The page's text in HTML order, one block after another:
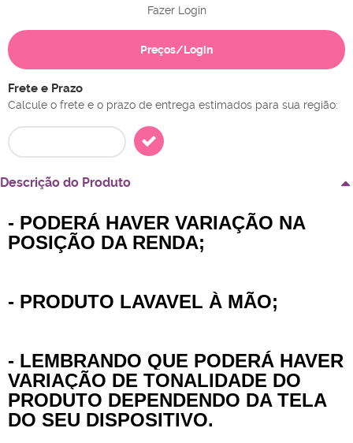
Fazer Login
Preços/Login
Frete e Prazo
Calcule o frete e o prazo de entrega estimados para sua região:
Descrição do Produto
- PODERÁ HAVER VARIAÇÃO NA
POSIÇÃO DA RENDA;
- PRODUTO LAVAVEL À MÃO;
- LEMBRANDO QUE PODERÁ HAVER
VARIAÇÃO DE TONALIDADE DO
PRODUTO DEPENDENDO DA TELA
DO SEU DISPOSITIVO.